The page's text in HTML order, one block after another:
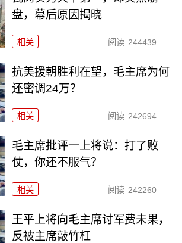
盘，幕后原因揭晓
相关 阅读 244439
抗美援朝胜利在望，毛主席为何
还密调24万？
相关 阅读 242694
毛主席批评一上将说：打了败
仗，你还不服气？
相关 阅读 242260
王平上将向毛主席讨军费未果，
反被主席敲竹杠